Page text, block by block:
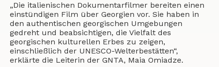
„Die italienischen Dokumentarfilmer bereiten einen
einstündigen Film über Georgien vor. Sie haben in
den authentischen georgischen Umgebungen
gedreht und beabsichtigen, die Vielfalt des
georgischen kulturellen Erbes zu zeigen,
einschließlich der UNESCO-Welterbestätten“,
erklärte die Leiterin der GNTA, Maia Omiadze.